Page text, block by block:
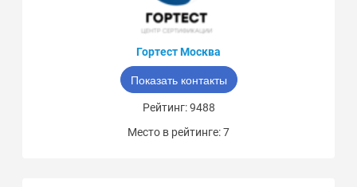
Гортест Москва
Показать контакты
Рейтинг: 9488
Место в рейтинге: 7